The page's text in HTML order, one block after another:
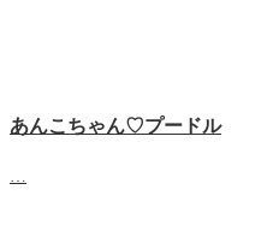
あんこちゃん♡‬プードル